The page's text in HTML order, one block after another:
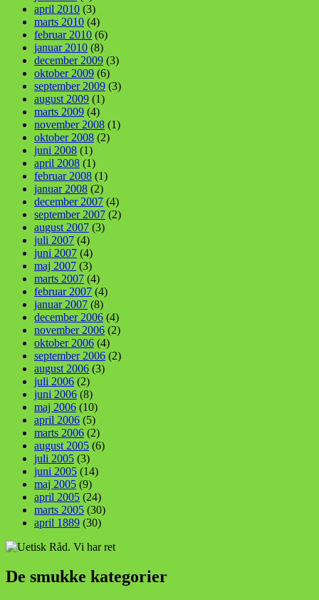
april 2010 (3)
marts 2010 (4)
februar 2010 (6)
januar 2010 (8)
december 2009 (3)
oktober 2009 (6)
september 2009 (3)
august 2009 (1)
marts 2009 (4)
november 2008 (1)
oktober 2008 (2)
juni 2008 (1)
april 2008 (1)
februar 2008 (1)
januar 2008 (2)
december 2007 (4)
september 2007 (2)
august 2007 (3)
juli 2007 (4)
juni 2007 (4)
maj 2007 (3)
marts 2007 (4)
februar 2007 (4)
januar 2007 (8)
december 2006 (4)
november 2006 (2)
oktober 2006 (4)
september 2006 (2)
august 2006 (3)
juli 2006 (2)
juni 2006 (8)
maj 2006 (10)
april 2006 (5)
marts 2006 (2)
august 2005 (6)
juli 2005 (3)
juni 2005 (14)
maj 2005 (9)
april 2005 (24)
marts 2005 (30)
april 1889 (30)
De smukke kategorier